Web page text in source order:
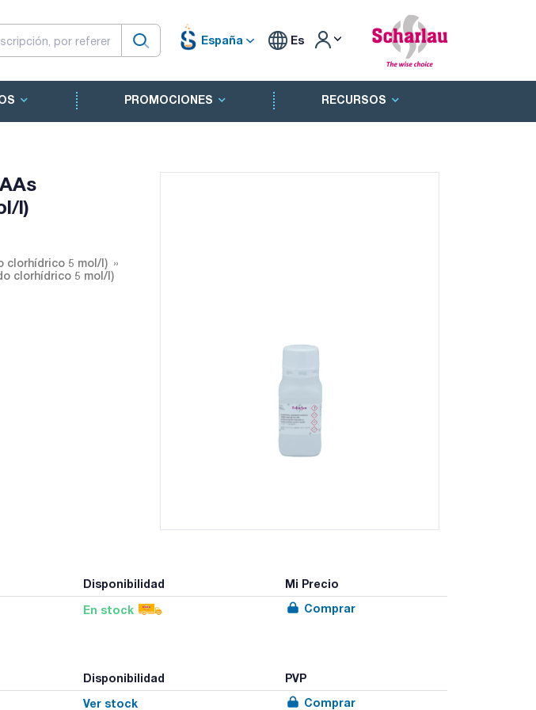
España Es
PROMOCIONES RECURSOS
l)
clorhídrico 5 mol/l)
clorhídrico 5 mol/l)
Disponibilidad Mi Precio
En stock Comprar
Disponibilidad PVP
Ver stock Comprar